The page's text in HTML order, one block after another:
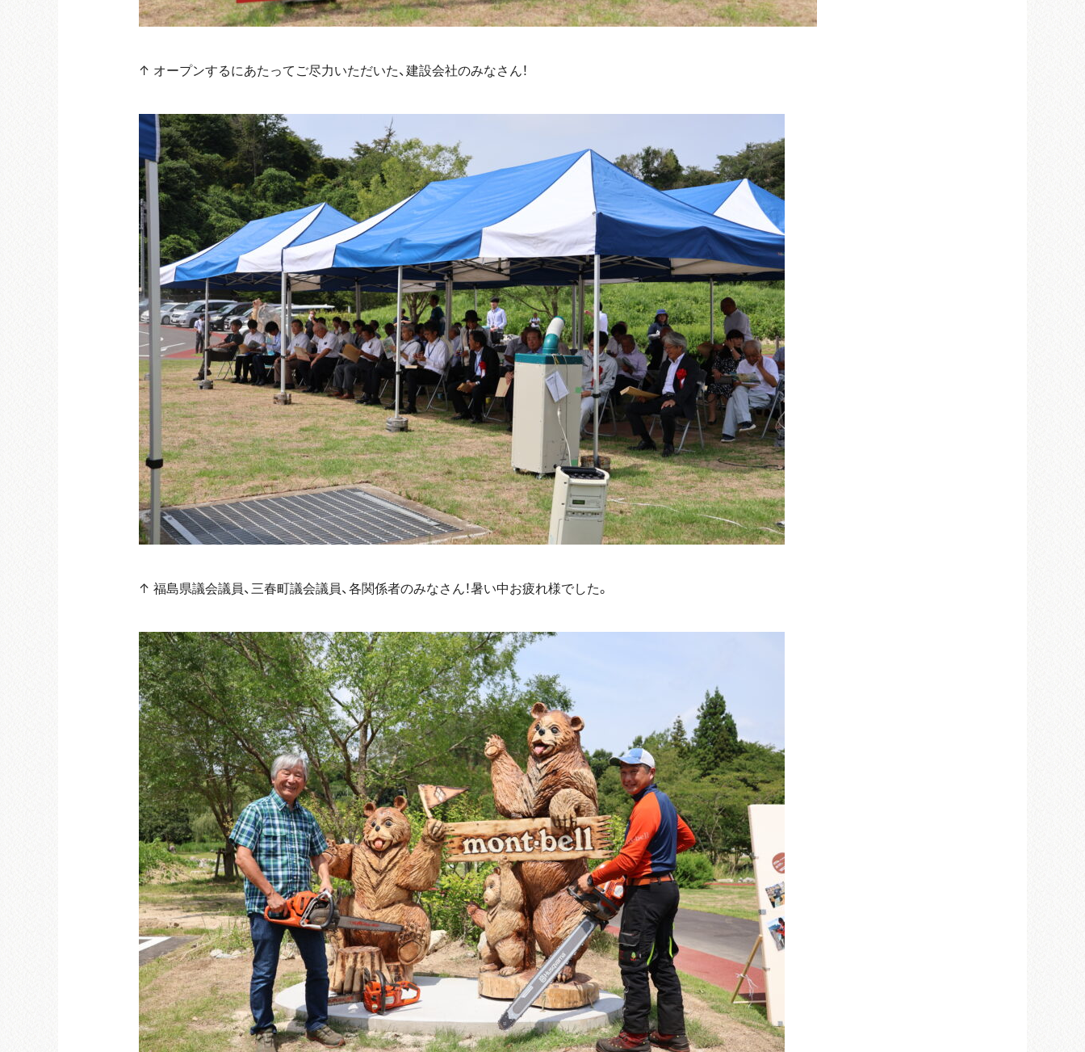
↑ オープンするにあたってご尽力いただいた、建設会社のみなさん！
↑ 福島県議会議員、三春町議会議員、各関係者のみなさん！暑い中お疲れ様でした。